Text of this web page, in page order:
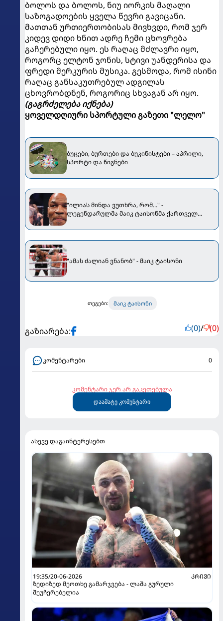
ბოლოს და ბოლოს, ნიუ იორკის მაღალი
საზოგადოების ყველა წევრი გავიცანი.
მათთან ურთიერთობისას მივხვდი, რომ ჯერ
კიდევ დიდი ხნით ადრე ჩემი ცხოვრება
გაჩერებული იყო. ეს რაღაც მძლავრი იყო,
როგორც ელტონ ჯონის, სტივი უანდერისა და
ფრედი მერკურის მუსიკა. გესმოდა, რომ ისინი
რაღაც განსაკუთრებულ ადგილას
ცხოვრობდნენ, როგორიც სხვაგან არ იყო.
(გაგრძელება იქნება)
ყოველდღიური სპორტული გაზეთი "ლელო"
ბუცები, ბურთები და ბუკინისტები – აპრილი,
სპორტი და წიგნები
"ილიას მინდა ვუთხრა, რომ..." -
ლეგენდარულმა მაიკ ტაისონმა ქართველ
"ამას ძალიან ვნანობ" - მაიკ ტაისონი
თეგები: მაიკ ტაისონი
გაზიარება: (0)/ (0)
კომენტარები 0
კომენტარი ჯერ არ გაკეთებულა
დაამატე კომენტარი
ასევე დაგაინტერესებთ
19:35/20-06-2026
ᲙᲠᲘᲕᲘ
ზედიზედ მეოთხე გამარჯვება - ლაშა გურული
შეუჩერებელია